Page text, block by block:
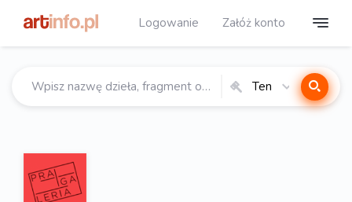
Logowanie Załóż konto
Ten